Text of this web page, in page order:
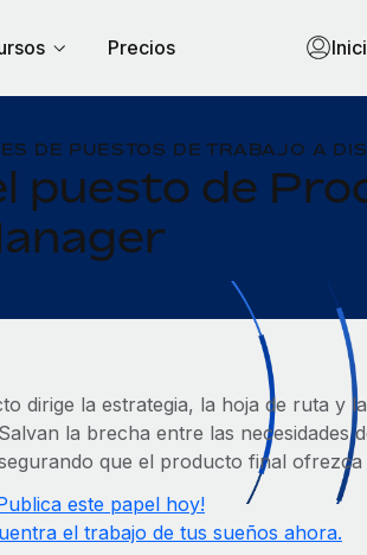
Precios
DE PUESTOS DE TRABAJO A
puesto de
dirige la estrategia, la hoja de ruta y
la brecha entre las necesidades
que el producto final
este papel hoy!
el trabajo de tus sueños ahora.